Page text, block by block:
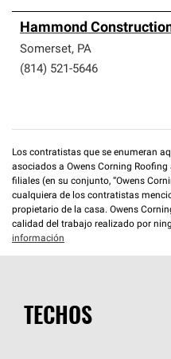
Hammond
Somerset, PA
(814) 521-5646
Los contratistas que se enumeran
asociados a Owens Corning
filiales (en su conjunto, “Owens
cualquiera de los contratistas
propietario de la casa. Owens
calidad del trabajo realizado por
información
TECHOS